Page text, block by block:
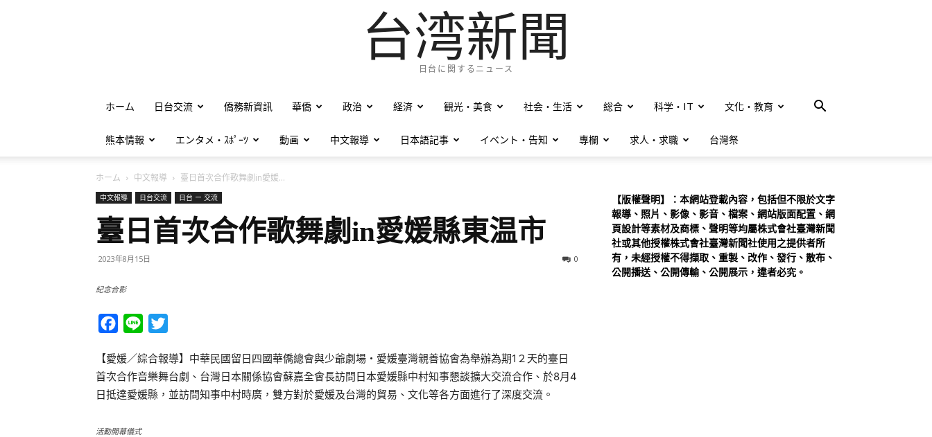
台湾新聞
日台に関するニュース
ホーム 日台交流 僑務新資訊 華僑 政治 経済 観光・美食 社会・生活 総合 科学・IT 文化・教育
熊本情報 エンタメ・ｽﾎﾟｰﾂ 動画 中文報導 日本語記事 イベント・告知 專欄 求人・求職 台灣祭
ホーム 中文報導 臺日首次合作歌舞劇in愛媛...
中文報導 日台交流 日台 ー 交流
臺日首次合作歌舞劇in愛媛縣東温市
2023年8月15日 0
紀念合影
Facebook
Line
【愛媛／綜合報導】中華民國留日四國華僑總會與少爺劇場・愛媛臺灣親善協會為舉辦為期1２天的臺日
首次合作音樂舞台劇、台灣日本關係協會蘇嘉全會長訪問日本愛媛縣中村知事懇談擴大交流合作、於8月4
日抵達愛媛縣，並訪問知事中村時廣，雙方對於愛媛及台灣的貿易、文化等各方面進行了深度交流。
活動開幕儀式
【版權聲明】：本網站登載內容，包括但不限於文字
報導、照片、影像、影音、檔案、網站版面配置、網
頁設計等素材及商標、聲明等均屬株式會社臺灣新聞
社或其他授權株式會社臺灣新聞社使用之提供者所
有，未經授權不得擷取、重製、改作、發行、散布、
公開播送、公開傳輸、公開展示，違者必究。